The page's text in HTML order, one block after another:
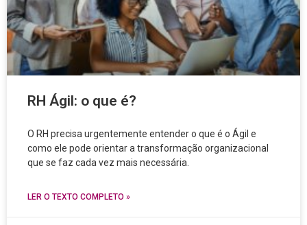
RH Ágil: o que é?
O RH precisa urgentemente entender o que é o Ágil e
como ele pode orientar a transformação organizacional
que se faz cada vez mais necessária.
LER O TEXTO COMPLETO »